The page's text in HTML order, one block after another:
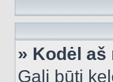
» Kodėl
Gali būti